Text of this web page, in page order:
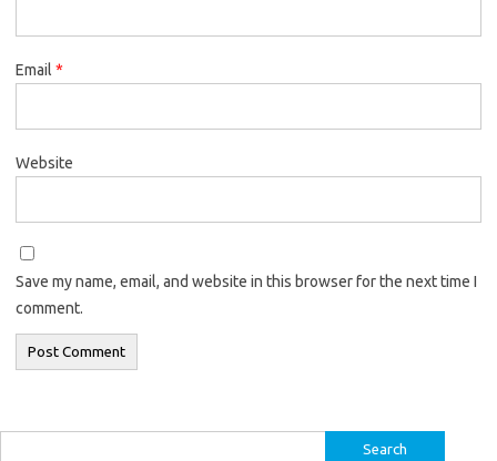
Email *
Website
Save my name, email, and website in this browser for the next time I
comment.